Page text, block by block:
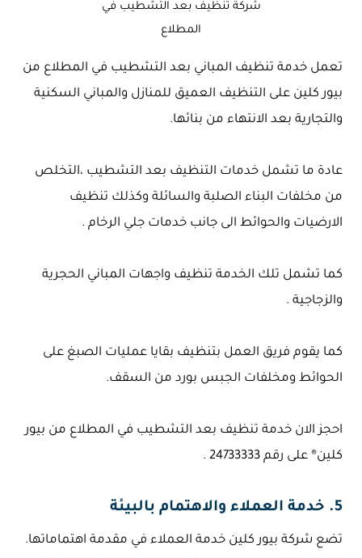
شركة تنظيف بعد التشطيب في
المطلاع
تعمل خدمة تنظيف المباني بعد التشطيب في المطلاع من
بيور كلين على التنظيف العميق للمنازل والمباني السكنية
والتجارية بعد الانتهاء من بنائها.
عادة ما تشمل خدمات التنظيف بعد التشطيب ،التخلص
من مخلفات البناء الصلبة والسائلة وكذلك تنظيف
الارضيات والحوائط الى جانب خدمات جلي الرخام .
كما تشمل تلك الخدمة تنظيف واجهات المباني الحجرية
والزجاجية .
كما يقوم فريق العمل بتنظيف بقايا عمليات الصبغ على
الحوائط ومخلفات الجبس بورد من السقف.
احجز الان خدمة تنظيف بعد التشطيب في المطلاع من بيور
كلين® على رقم 24733333 .
5. خدمة العملاء والاهتمام بالبيئة
تضع شركة بيور كلين خدمة العملاء في مقدمة اهتماماتها.